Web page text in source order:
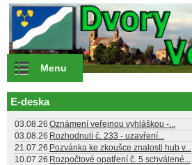
Přejít k hlavnímu obsahu
Menu
E-deska
03.08.26 Oznámení veřejnou vyhláškou -...
03.08.26 Rozhodnutí č. 233 - uzavření...
21.07.26 Pozvánka ke zkoušce znalosti hub v...
10.07.26 Rozpočtové opatření č. 5 schválené...